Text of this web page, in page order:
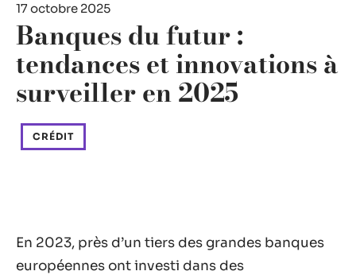
17 octobre 2025
Banques du futur :
tendances et innovations à
surveiller en 2025
CRÉDIT
En 2023, près d’un tiers des grandes banques
européennes ont investi dans des